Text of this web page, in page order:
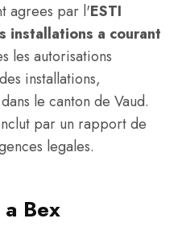
agrees par l'ESTI
installations a courant
les autorisations
installations,
le canton de Vaud.
par un rapport de
legales.
Bex